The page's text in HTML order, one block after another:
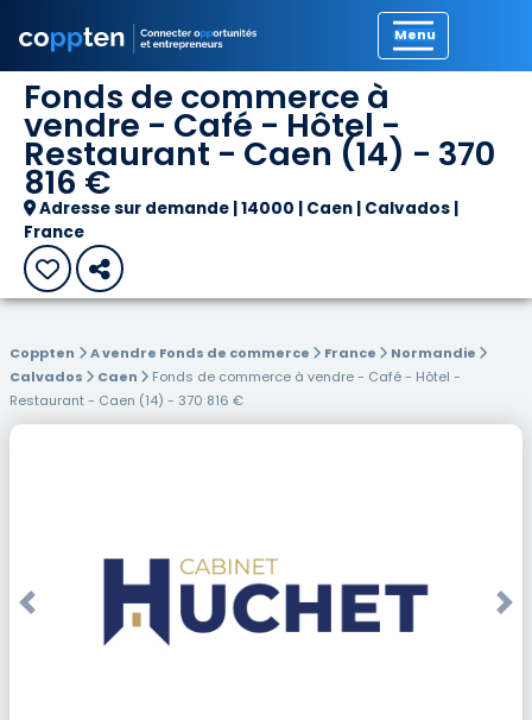
Fonds de commerce à
vendre - Café - Hôtel -
Restaurant - Caen (14) - 370
816 €
Adresse sur demande | 14000 | Caen | Calvados |
France
Coppten A vendre Fonds de commerce France
Normandie
Calvados
Caen
Fonds de commerce à vendre - Café - Hôtel -
Restaurant - Caen (14) - 370 816 €
Previous